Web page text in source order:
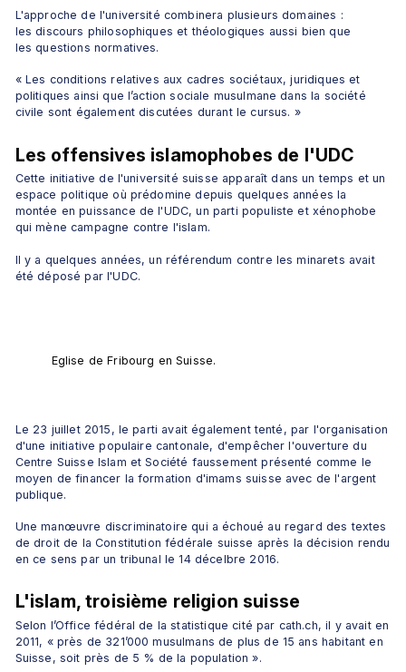
L'approche de l'université combinera plusieurs domaines :
les discours philosophiques et théologiques aussi bien que
les questions normatives.
« Les conditions relatives aux cadres sociétaux, juridiques et
politiques ainsi que l’action sociale musulmane dans la société
civile sont également discutées durant le cursus. »
Les offensives islamophobes de l'UDC
Cette initiative de l'université suisse apparaît dans un temps et un
espace politique où prédomine depuis quelques années la
montée en puissance de l'UDC, un parti populiste et xénophobe
qui mène campagne contre l'islam.
Il y a quelques années, un référendum contre les minarets avait
été déposé par l'UDC.
Eglise de Fribourg en Suisse.
Le 23 juillet 2015, le parti avait également tenté, par l'organisation
d'une initiative populaire cantonale, d'empêcher l'ouverture du
Centre Suisse Islam et Société faussement présenté comme le
moyen de financer la formation d'imams suisse avec de l'argent
publique.
Une manœuvre discriminatoire qui a échoué au regard des textes
de droit de la Constitution fédérale suisse après la décision rendu
en ce sens par un tribunal le 14 décelbre 2016.
L'islam, troisième religion suisse
Selon l’Office fédéral de la statistique cité par cath.ch, il y avait en
2011, « près de 321’000 musulmans de plus de 15 ans habitant en
Suisse, soit près de 5 % de la population ».